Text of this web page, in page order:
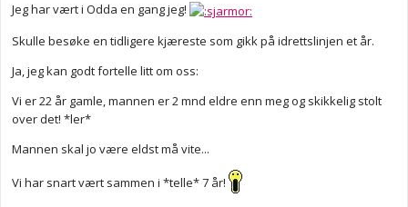
Jeg har vært i Odda en gang jeg!
Skulle besøke en tidligere kjæreste som gikk på idrettslinjen et år.
Ja, jeg kan godt fortelle litt om oss:
Vi er 22 år gamle, mannen er 2 mnd eldre enn meg og skikkelig stolt
over det! *ler*
Mannen skal jo være eldst må vite...
Vi har snart vært sammen i *telle* 7 år!